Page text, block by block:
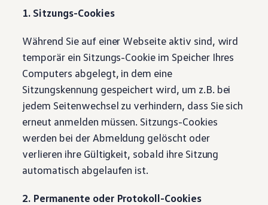
1. Sitzungs-Cookies
Während Sie auf einer Webseite aktiv sind, wird
temporär ein Sitzungs-Cookie im Speicher Ihres
Computers abgelegt, in dem eine
Sitzungskennung gespeichert wird, um z.B. bei
jedem Seitenwechsel zu verhindern, dass Sie sich
erneut anmelden müssen. Sitzungs-Cookies
werden bei der Abmeldung gelöscht oder
verlieren ihre Gültigkeit, sobald ihre Sitzung
automatisch abgelaufen ist.
2. Permanente oder Protokoll-Cookies